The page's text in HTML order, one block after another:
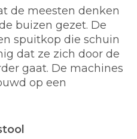
de meesten denken
buizen gezet. De
spuitkop die schuin
dat ze zich door de
gaat. De machines
op een